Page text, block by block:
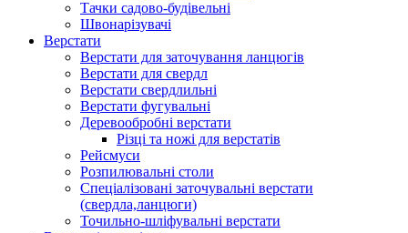
Тачки садово-будівельні
Швонарізувачі
Верстати
Верстати для заточування ланцюгів
Верстати для свердл
Верстати свердлильні
Верстати фугувальні
Деревообробні верстати
Різці та ножі для верстатів
Рейсмуси
Розпилювальні столи
Спеціалізовані заточувальні верстати
(свердла,ланцюги)
Точильно-шліфувальні верстати